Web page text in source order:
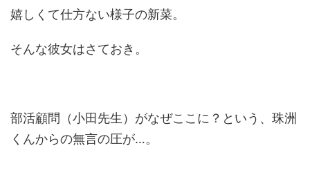
嬉しくて仕方ない様子の新菜。
そんな彼女はさておき。
部活顧問（小田先生）がなぜここに？という、珠洲
くんからの無言の圧が…。